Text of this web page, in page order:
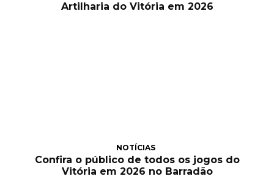
Artilharia do Vitória em 2026
NOTÍCIAS
Confira o público de todos os jogos do
Vitória em 2026 no Barradão